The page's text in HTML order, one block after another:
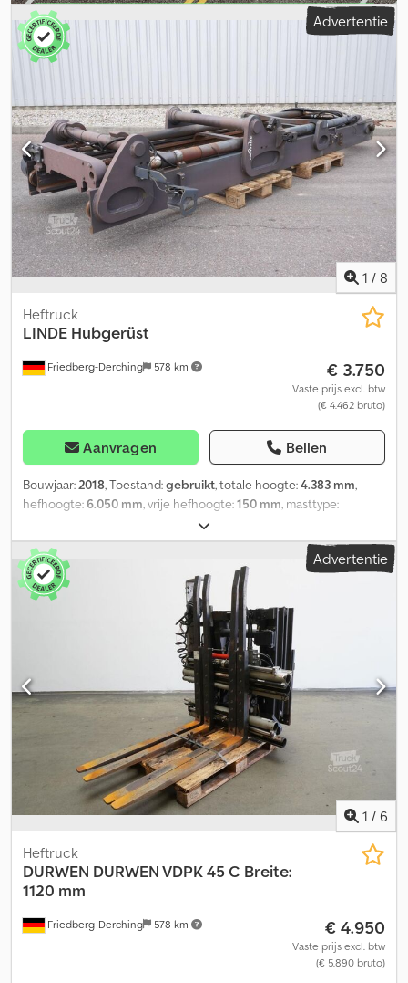
Selecteer dealerpakket Advertentie
1 / 8
Friedberg-Derching 578 km
Heftruck
LINDE Hubgerüst
€ 3.750
Vaste prijs excl. btw
(€ 4.462 bruto)
Aanvragen Bellen
Bouwjaar:2018, Toestand:gebruikt, totale hoogte:4.383 mm,
hefhoogte:6.050 mm, vrije hefhoogte:150 mm, masttype:
, Mastuitvoering: standaard, draagvermogen 8000 kg bij
een lastzwaartepunt van 900 mm, mast: dubbele extra hydrauliek,
bouwhoogte: 4383 mm, hefhoogte: 6050 mm, vrije hefhoogte: 150
mm, breedte vorkendrager: 3000 mm, dwarsdoorsnede vork: 180 x
70 mm, lengte vork: 1500 mm, breedte: 3000 mm,
openingsbreedte: 260 - 2660 mm, ophanging: FEM4, mast voor
bouwereeks: 396, gebruikte standaard hefmast incl. DZH-slangen,
incl. hefkettingen, incl. ASW links en rechts op de mast, incl.
gebruikte geïntegreerde vorkversteller met ventielblok-
zijwaartse verschuiving, vorklengte 1.500 mm, dwarsdoorsnede
vork: 180 x 70 mm, openingsbreedte: 260 - 2660 mm,
vorkendragerbreedte: 3000, vorklengte: 1500, lastzwaartepunt:
900. Credpfxjzk Ry Hj Aagof
Advertentie
1 / 6
Friedberg-Derching 578 km
Heftruck
DURWEN DURWEN VDPK 45 C Breite:
1120 mm
€ 4.950
Vaste prijs excl. btw
(€ 5.890 bruto)